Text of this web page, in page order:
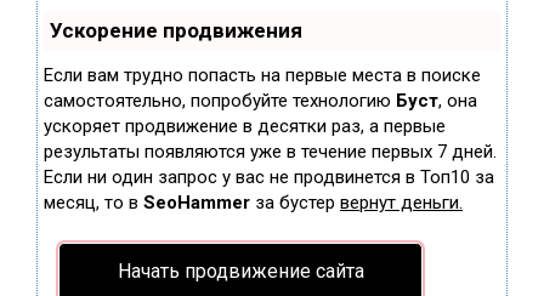
Ускорение продвижения
Если вам трудно попасть на первые места в поиске
самостоятельно, попробуйте технологию Буст, она
ускоряет продвижение в десятки раз, а первые
результаты появляются уже в течение первых 7 дней.
Если ни один запрос у вас не продвинется в Топ10 за
месяц, то в SeoHammer за бустер вернут деньги.
Начать продвижение сайта